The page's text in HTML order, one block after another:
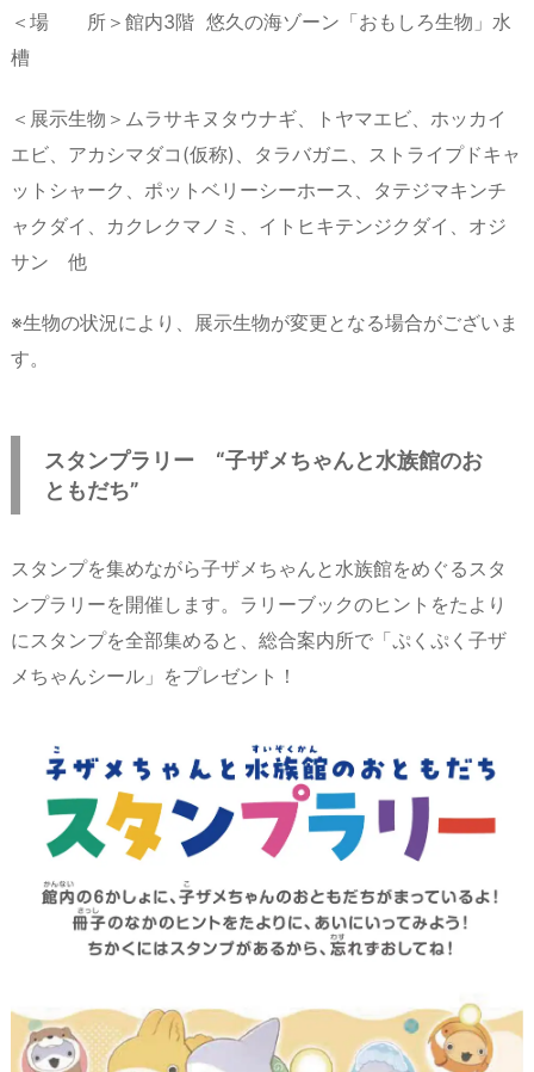
＜場 所＞館内3階 悠久の海ゾーン「おもしろ生物」水
槽
＜展示生物＞ムラサキヌタウナギ、トヤマエビ、ホッカイ
エビ、アカシマダコ(仮称)、タラバガニ、ストライプドキャ
ットシャーク、ポットベリーシーホース、タテジマキンチ
ャクダイ、カクレクマノミ、イトヒキテンジクダイ、オジ
サン 他
※生物の状況により、展示生物が変更となる場合がございま
す。
スタンプラリー “子ザメちゃんと水族館のお
ともだち”
スタンプを集めながら子ザメちゃんと水族館をめぐるスタ
ンプラリーを開催します。ラリーブックのヒントをたより
にスタンプを全部集めると、総合案内所で「ぷくぷく子ザ
メちゃんシール」をプレゼント！